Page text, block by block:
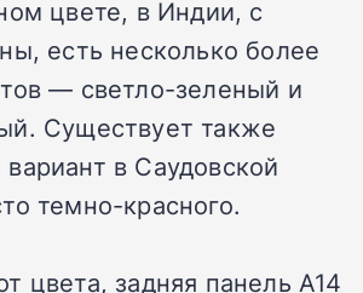
цвете, в Индии, с
есть несколько более
— светло-зеленый и
Существует также
в Саудовской
темно-красного.
цвета, задняя панель A14